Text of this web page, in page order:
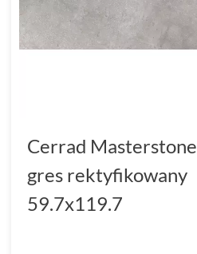
Cerrad
gres rektyfikowany
59.7x119.7